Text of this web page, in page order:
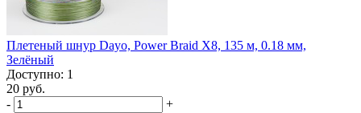
Плетеный шнур Dayo, Power Braid X8, 135 м, 0.18 мм,
Зелёный
Доступно: 1
20 руб.
-
+